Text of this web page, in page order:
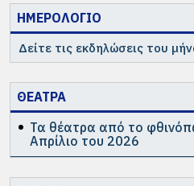
ΗΜΕΡΟΛΟΓΙΟ
Δείτε τις εκδηλώσεις του
ΘΕΑΤΡΑ
Τα θέατρα από το
Απρίλιο του 2026